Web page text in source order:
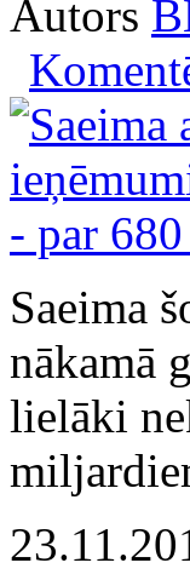
Autors
Saeima
nākamā
lielāki